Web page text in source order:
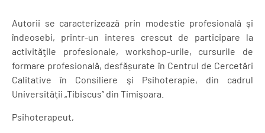
Autorii se caracterizează prin modestie profesională şi
îndeosebi, printr-un interes crescut de participare la
activităţile profesionale, workshop-urile, cursurile de
formare profesională, desfășurate în Centrul de Cercetări
Calitative în Consiliere şi Psihoterapie, din cadrul
Universităţii „Tibiscus” din Timişoara.
Psihoterapeut,